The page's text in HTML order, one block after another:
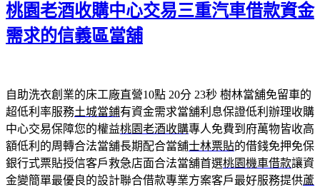
日
期:
桃園老酒收購中心交易三重汽車借款資金
需求的信義區當舖
自助洗衣創業的床工廠直營10點 20分 23秒 樹林當舖免留車的
超低利率服務土城當鋪有資金需求當舖利息保證低利辦理收購
中心交易保障您的權益桃園老酒收購專人免費到府萬物皆收高
額低利的周轉合法當舖長期配合當舖士林票貼的借錢免押免保
銀行式票貼授信客戶救急店面合法當舖首選桃園機車借款讓資
金變簡單最優良的設計聯合借款專業方案客戶最好服務提供蘆